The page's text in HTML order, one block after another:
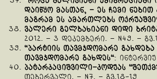
დაიწყო მასთან, – ეს ჩემი ნებით
მაგრამ ეს ამართლებს
ვალერი გელბახიანი დიდი
2012. – 3 დეკემბერი. – N49. –
“პარტიის თავმჯდომარე გახდება
თავმჯდომარე გახდეს“:
პატარკაციშვილი–კოდუას “